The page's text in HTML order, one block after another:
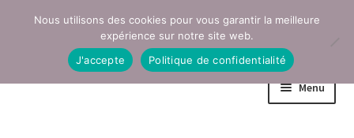
Aller
navigation
Aller
Menu
Nous utilisons des cookies pour vous garantir la meilleure
expérience sur notre site web.
J'accepte
Politique de confidentialité